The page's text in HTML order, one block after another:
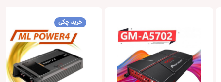
خرید چکی